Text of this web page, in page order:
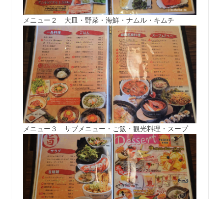
メニュー２ 大皿・野菜・海鮮・ナムル・キムチ
メニュー３ サブメニュー・ご飯・観光料理・スープ